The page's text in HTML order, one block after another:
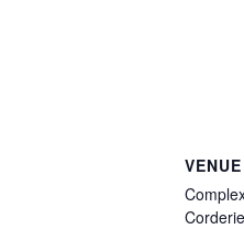
VENUE
Corderie